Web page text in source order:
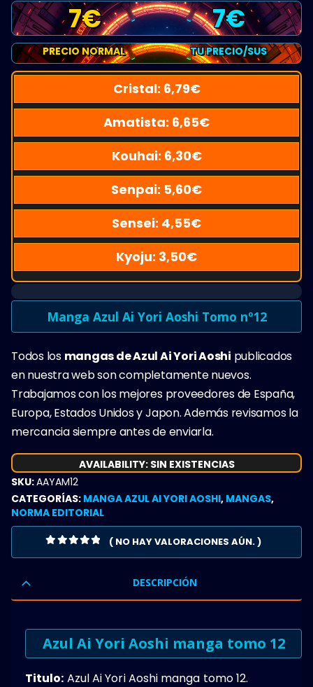
7€ 7€
PRECIO NORMAL TU PRECIO/SUS
Cristal: 6,79€
Amatista: 6,65€
Kouhai: 6,30€
Senpai: 5,60€
Sensei: 4,55€
Kyoju: 3,50€
Manga Azul Ai Yori Aoshi Tomo nº12
Todos los mangas de Azul Ai Yori Aoshi publicados
en nuestra web son completamente nuevos.
Trabajamos con los mejores proveedores de España,
Europa, Estados Unidos y Japon. Además revisamos la
mercancia siempre antes de enviarla.
AVAILABILITY: SIN EXISTENCIAS
SKU:AAYAM12
CATEGORÍAS: MANGA AZUL AI YORI AOSHI, MANGAS,
NORMA EDITORIAL
( NO HAY VALORACIONES AÚN. )
DESCRIPCIÓN
Azul Ai Yori Aoshi manga tomo 12
Titulo: Azul Ai Yori Aoshi manga tomo 12.